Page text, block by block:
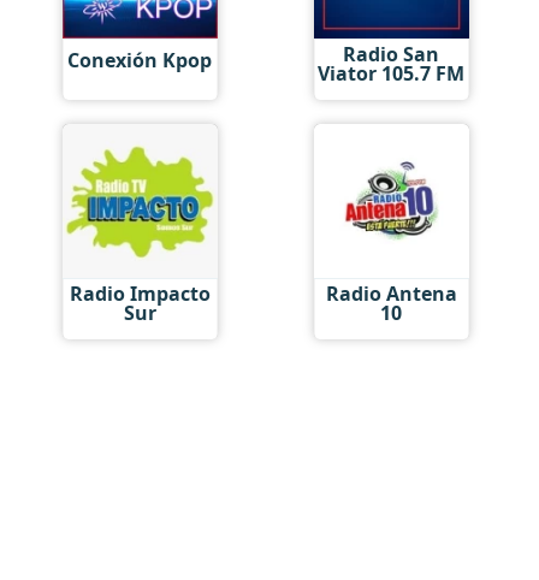
Conexión Kpop Radio San
Viator 105.7 FM
Radio Impacto
Sur
Radio Antena
10